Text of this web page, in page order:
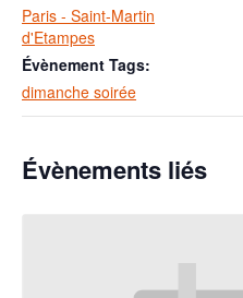
Paris - Saint-Martin
d'Etampes
Évènement Tags:
dimanche soirée
Évènements liés